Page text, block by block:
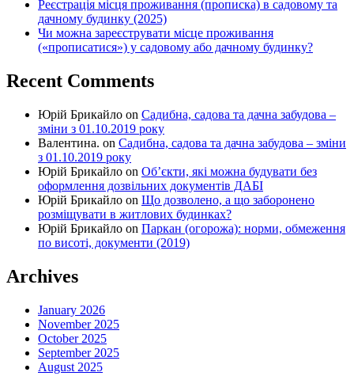
Реєстрація місця проживання (прописка) в садовому та
дачному будинку (2025)
Чи можна зареєструвати місце проживання
(«прописатися») у садовому або дачному будинку?
Recent Comments
Юрій Брикайло on Садибна, садова та дачна забудова –
зміни з 01.10.2019 року
Валентина. on Садибна, садова та дачна забудова – зміни
з 01.10.2019 року
Юрій Брикайло on Об’єкти, які можна будувати без
оформлення дозвільних документів ДАБІ
Юрій Брикайло on Що дозволено, а що заборонено
розміщувати в житлових будинках?
Юрій Брикайло on Паркан (огорожа): норми, обмеження
по висоті, документи (2019)
Archives
January 2026
November 2025
October 2025
September 2025
August 2025